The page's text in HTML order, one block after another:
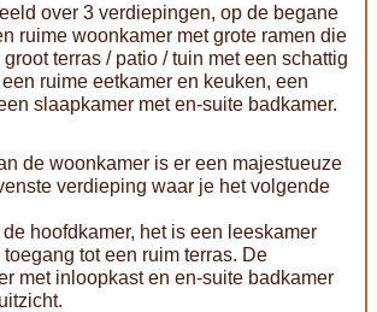
over 3 verdiepingen, op de begane
ruime woonkamer met grote ramen die
terras / patio / tuin met een schattig
ruime eetkamer en keuken, een
slaapkamer met en-suite badkamer.
de woonkamer is er een majestueuze
verdieping waar je het volgende
hoofdkamer, het is een leeskamer
tot een ruim terras. De
met inloopkast en en-suite badkamer